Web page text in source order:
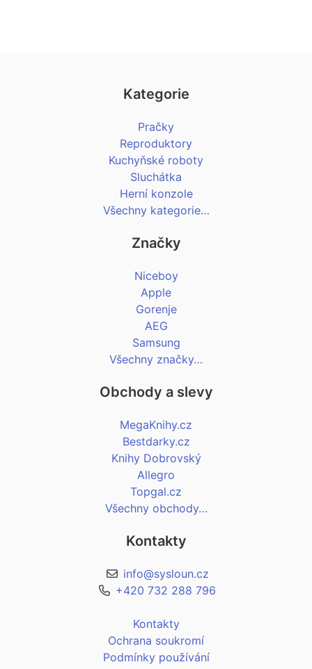
Kategorie
Pračky
Reproduktory
Kuchyňské roboty
Sluchátka
Herní konzole
Všechny kategorie…
Značky
Niceboy
Apple
Gorenje
AEG
Samsung
Všechny značky…
Obchody a slevy
MegaKnihy.cz
Bestdarky.cz
Knihy Dobrovský
Allegro
Topgal.cz
Všechny obchody…
Kontakty
info@sysloun.cz
+420 732 288 796
Kontakty
Ochrana soukromí
Podmínky používání